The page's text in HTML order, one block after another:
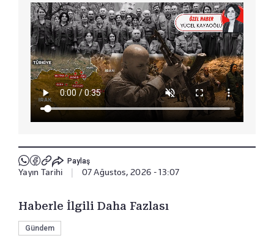
Paylaş
Yayın Tarihi 07 Ağustos, 2026 - 13:07
Haberle İlgili Daha Fazlası
Gündem